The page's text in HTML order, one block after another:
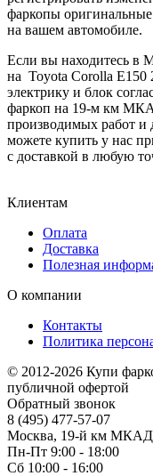
фаркопы
на вашем автомобиле.
Если вы находитесь в
на Toyota Corolla E150
электрику и блок
фаркоп на 19-м км
производимых работ и
можете купить у нас
с доставкой в любую
Клиентам
Оплата
Доставка
Полезная
О компании
Контакты
Политика
© 2012-2026 Купи
публичной офертой
Обратный звонок
8 (495) 477-57-07
Москва, 19-й км МКАД
Пн-Пт 9:00 - 18:00
Сб 10:00 - 16:00